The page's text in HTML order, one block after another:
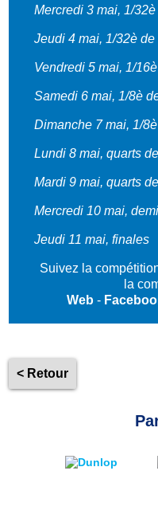
Mercredi 3 mai, 1/
Jeudi 4 mai, 1/32è
Vendredi 5 mai, 1/
Samedi 6 mai, 1/8è
Dimanche 7 mai, 1/
Lundi 8 mai, quarts d
Mardi 9 mai, quarts
Mercredi 10 mai,
Jeudi 11 mai, finales
Suivez la
la
Web -
< Retour